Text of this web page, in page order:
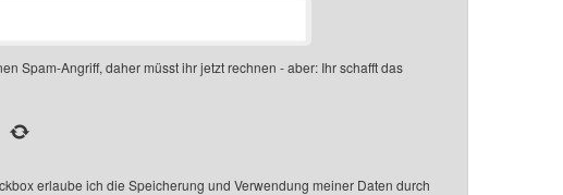
Spam-Angriff, daher müsst ihr jetzt rechnen - aber: Ihr schafft das
erlaube ich die Speicherung und Verwendung meiner Daten durch